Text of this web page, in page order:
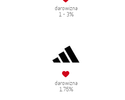
darowizna
1 - 3%
darowizna
1.75%